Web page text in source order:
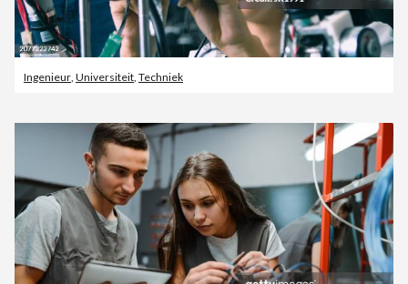
Ingenieur Universiteit Techniek